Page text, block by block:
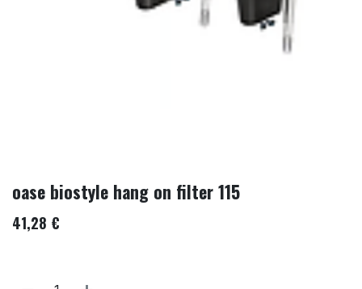
oase biostyle hang on filter 115
41,28 €